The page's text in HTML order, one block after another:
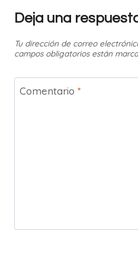
Deja una
Tu dirección de correo
campos obligatorios están
Comentario *